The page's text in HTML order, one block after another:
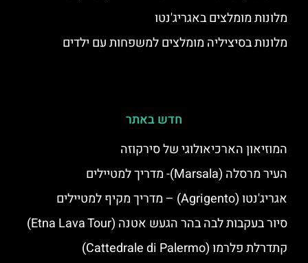
מלונות מומלצים באגריג'נטו
מלונות בסיציליה מומלצים למשפחות עם ילדים
חדש באתר
המוזיאון הארכיאולוגי של סירקוזה
העיר מרסלה (Marsala)- מדריך למטיילים
אגריג'נטו (Agrigento) – מדריך מקיף למטיילים
סיור בעקבות לבה בהר הגעש אטנה (Etna Lava Tour)
קתדרלת פלרמו (Cattedrale di Palermo)